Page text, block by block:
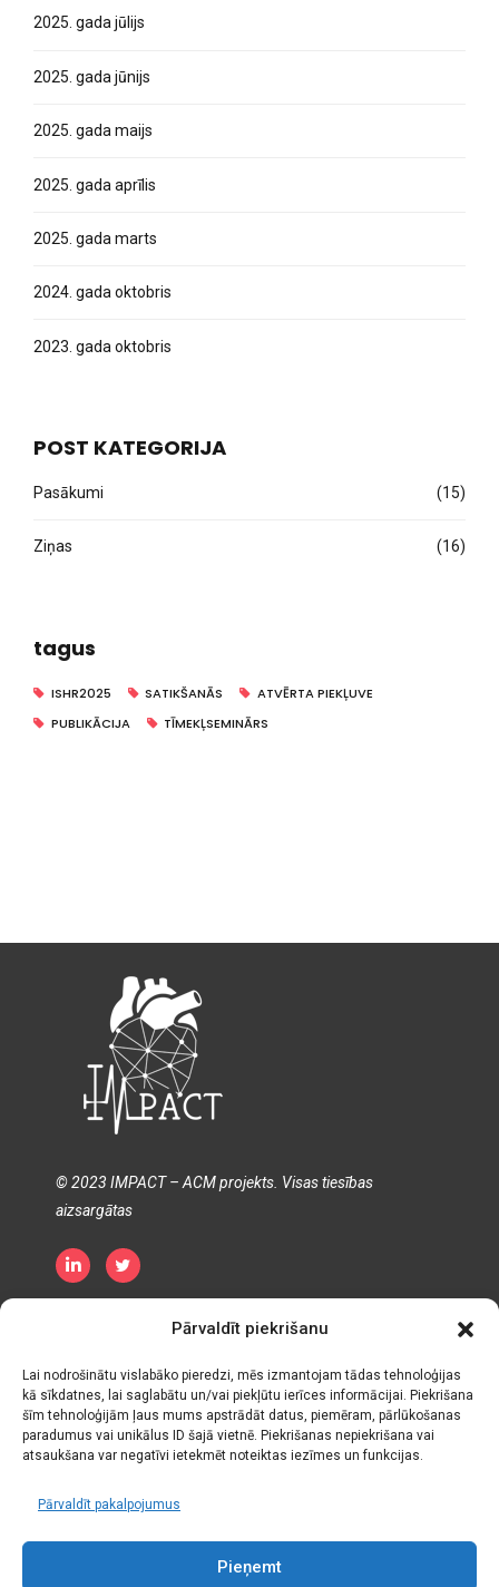
Pārvaldīt piekrišanu
Lai nodrošinātu vislabāko pieredzi, mēs izmantojam tādas tehnoloģijas
kā sīkdatnes, lai saglabātu un/vai piekļūtu ierīces informācijai. Piekrišana
šīm tehnoloģijām ļaus mums apstrādāt datus, piemēram, pārlūkošanas
paradumus vai unikālus ID šajā vietnē. Piekrišanas nepiekrišana vai
atsaukšana var negatīvi ietekmēt noteiktas iezīmes un funkcijas.
Pārvaldīt pakalpojumus
Pieņemt
2025. gada jūlijs
2025. gada jūnijs
2025. gada maijs
2025. gada aprīlis
2025. gada marts
2024. gada oktobris
2023. gada oktobris
POST KATEGORIJA
Pasākumi (15)
Ziņas (16)
tagus
ISHR2025 SATIKŠANĀS
ATVĒRTA PIEKĻUVE
PUBLIKĀCIJA
TĪMEKĻSEMINĀRS
© 2023 IMPACT – ACM projekts. Visas tiesības
aizsargātas
Termiņš un nosacījumi